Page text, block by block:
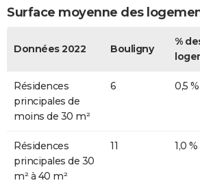
Surface moyenne des
Données 2022 Bouligny
%
Résidences
principales de
moins de 30 m²
6 0,5 %
Résidences
principales de 30
m² à 40 m²
11 1,0 %